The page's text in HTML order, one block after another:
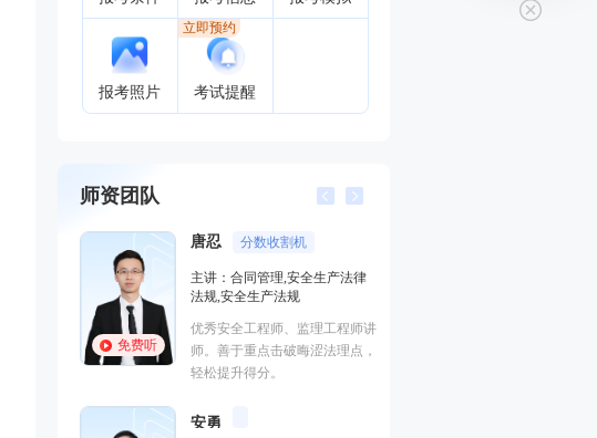
报考照片 考试提醒
立即预约
师资团队
免费听
唐忍 分数收割机
主讲：合同管理,安全生产法律
法规,安全生产法规
优秀安全工程师、监理工程师讲
师。善于重点击破晦涩法理点，
轻松提升得分。
安勇